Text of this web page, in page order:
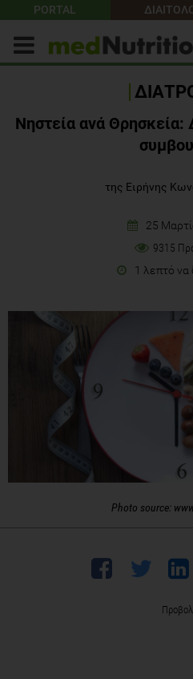
PORTAL
Νηστεία ανά
της Ειρήνης
25
9315
1 λεπτό να
Photo source: